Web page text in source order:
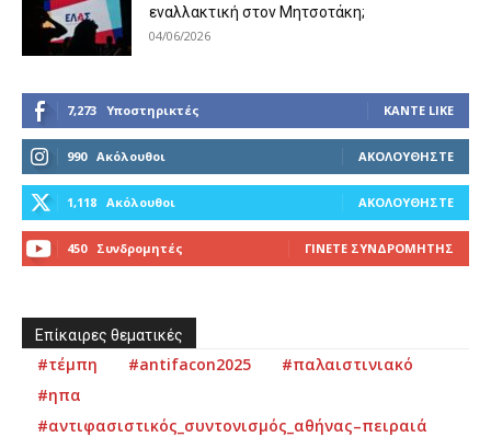
εναλλακτική στον Μητσοτάκη;
04/06/2026
7,273 Υποστηρικτές ΚΆΝΤΕ LIKE
990 Ακόλουθοι ΑΚΟΛΟΥΘΉΣΤΕ
1,118 Ακόλουθοι ΑΚΟΛΟΥΘΉΣΤΕ
450 Συνδρομητές ΓΊΝΕΤΕ ΣΥΝΔΡΟΜΗΤΉΣ
Επίκαιρες θεματικές
#τέμπη #antifacon2025
#παλαιστινιακό
#ηπα
#αντιφασιστικός_συντονισμός_αθήνας–πειραιά